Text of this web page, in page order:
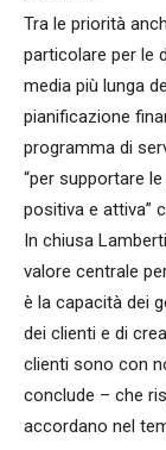
Tra le priorità
particolare per le
media più lunga
pianificazione
programma di
“per supportare
positiva e attiva”
In chiusa
valore centrale
è la capacità dei
dei clienti e di
clienti sono con
conclude – che
accordano nel